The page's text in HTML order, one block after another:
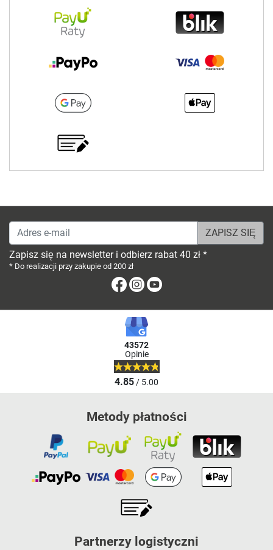
Adres e-mail
Zapisz się na newsletter i odbierz rabat 40 zł *
* Do realizacji przy zakupie od 200 zł
FacebookInstagram
43572
Opinie
4.85/ 5.00
Metody płatności
Partnerzy logistyczni